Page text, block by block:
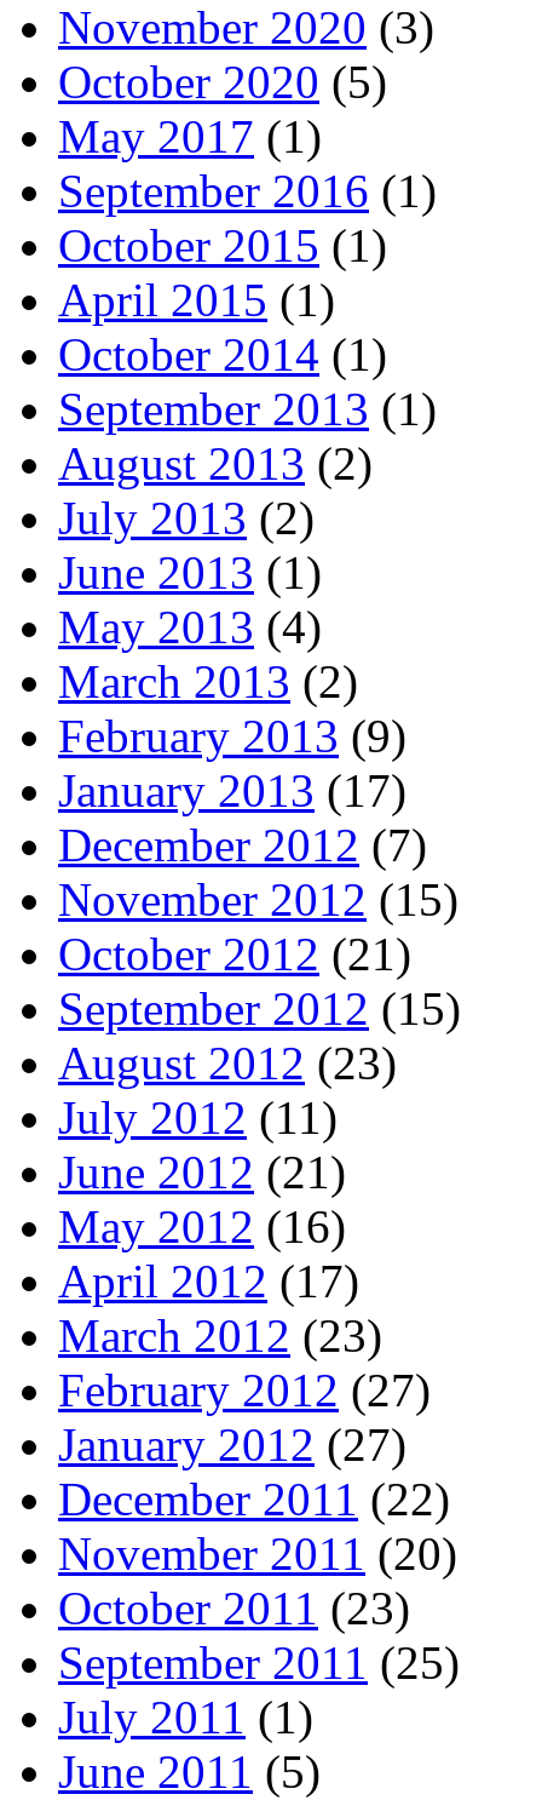
November 2020 (3)
October 2020 (5)
May 2017 (1)
September 2016 (1)
October 2015 (1)
April 2015 (1)
October 2014 (1)
September 2013 (1)
August 2013 (2)
July 2013 (2)
June 2013 (1)
May 2013 (4)
March 2013 (2)
February 2013 (9)
January 2013 (17)
December 2012 (7)
November 2012 (15)
October 2012 (21)
September 2012 (15)
August 2012 (23)
July 2012 (11)
June 2012 (21)
May 2012 (16)
April 2012 (17)
March 2012 (23)
February 2012 (27)
January 2012 (27)
December 2011 (22)
November 2011 (20)
October 2011 (23)
September 2011 (25)
July 2011 (1)
June 2011 (5)